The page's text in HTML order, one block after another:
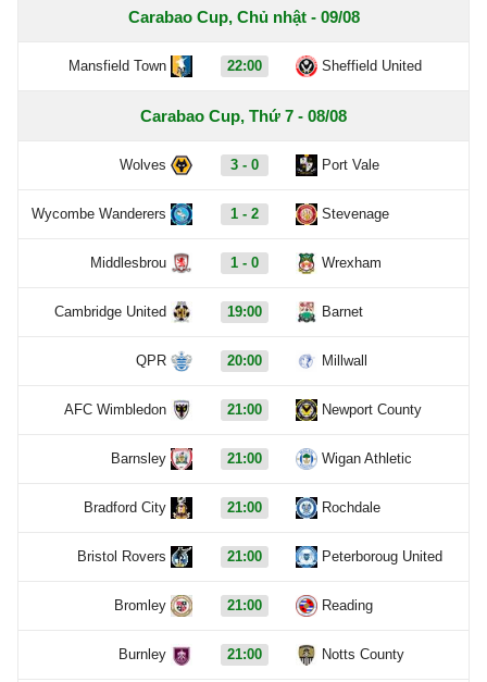
Carabao Cup, Chủ nhật - 09/08
Mansfield Town 22:00 Sheffield United
Carabao Cup, Thứ 7 - 08/08
Wolves 3 - 0 Port Vale
Wycombe Wanderers 1 - 2 Stevenage
Middlesbrou 1 - 0 Wrexham
Cambridge United 19:00 Barnet
QPR 20:00 Millwall
AFC Wimbledon 21:00 Newport County
Barnsley 21:00 Wigan Athletic
Bradford City 21:00 Rochdale
Bristol Rovers 21:00 Peterboroug United
Bromley 21:00 Reading
Burnley 21:00 Notts County